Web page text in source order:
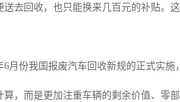
送去回收，也只能换来几百元的补贴。
6月份我国报废汽车回收新规的正式实
算，而是更加注重车辆的剩余价值、零